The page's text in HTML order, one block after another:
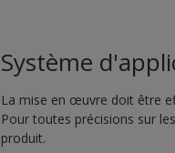
Système
La mise en œuvre doit être
Pour toutes précisions sur
produit.